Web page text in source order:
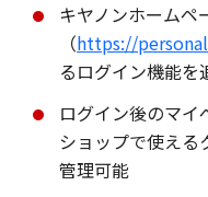
キヤノンホームペ
（https://
るログイン機能を
ログイン後のマイ
ショップで使える
管理可能